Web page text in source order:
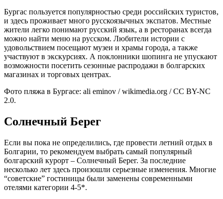
Бургас пользуется популярностью среди российских туристов,
и здесь проживает много русскоязычных экспатов. Местные
жители легко понимают русский язык, а в ресторанах всегда
можно найти меню на русском. Любители истории с
удовольствием посещают музеи и храмы города, а также
участвуют в экскурсиях. А поклонники шопинга не упускают
возможности посетить сезонные распродажи в болгарских
магазинах и торговых центрах.
Фото пляжа в Бургасе: ali eminov / wikimedia.org / CC BY-NC
2.0.
Солнечный Берег
Если вы пока не определились, где провести летний отдых в
Болгарии, то рекомендуем выбрать самый популярный
болгарский курорт – Солнечный Берег. За последние
несколько лет здесь произошли серьезные изменения. Многие
“советские” гостиницы были заменены современными
отелями категории 4-5*.